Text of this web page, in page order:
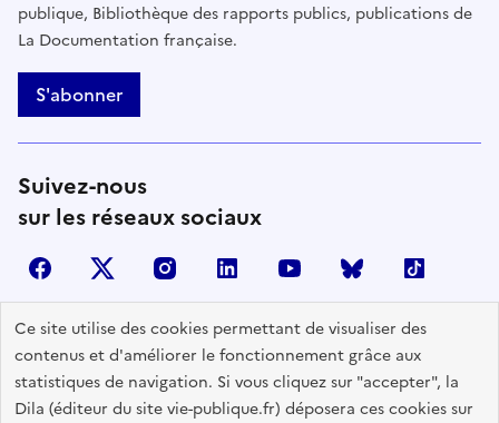
Ce site utilise des cookies permettant de visualiser des
contenus et d'améliorer le fonctionnement grâce aux
statistiques de navigation. Si vous cliquez sur "accepter", la
Dila (éditeur du site vie-publique.fr) déposera ces cookies sur
publique, Bibliothèque des rapports publics, publications de
La Documentation française.
S'abonner
Suivez-nous
sur les réseaux sociaux
facebook X (anciennement Twitter)
instagramlinkedin youtube Bluesky
Contactez-nous
Lettres d'information